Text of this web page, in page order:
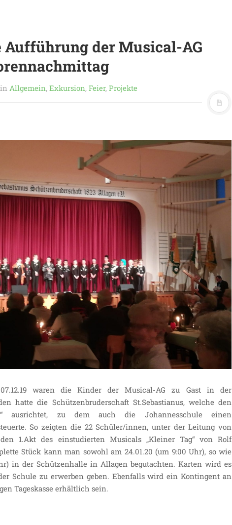
Aufführung der Musical-AG
in Allgemein, Exkursion, Feier, Projekte
waren die Kinder der Musical-AG zu Gast in der
hatte die Schützenbruderschaft St.Sebastianus, welche den
ausrichtet, zu dem auch die Johannesschule einen
So zeigten die 22 Schüler/innen, unter der Leitung von
1.Akt des einstudierten Musicals „Kleiner Tag“ von Rolf
Stück kann man sowohl am 24.01.20 (um 9:00 Uhr), so wie
in der Schützenhalle in Allagen begutachten. Karten wird es
Schule zu erwerben geben. Ebenfalls wird ein Kontingent an
Tageskasse erhältlich sein.